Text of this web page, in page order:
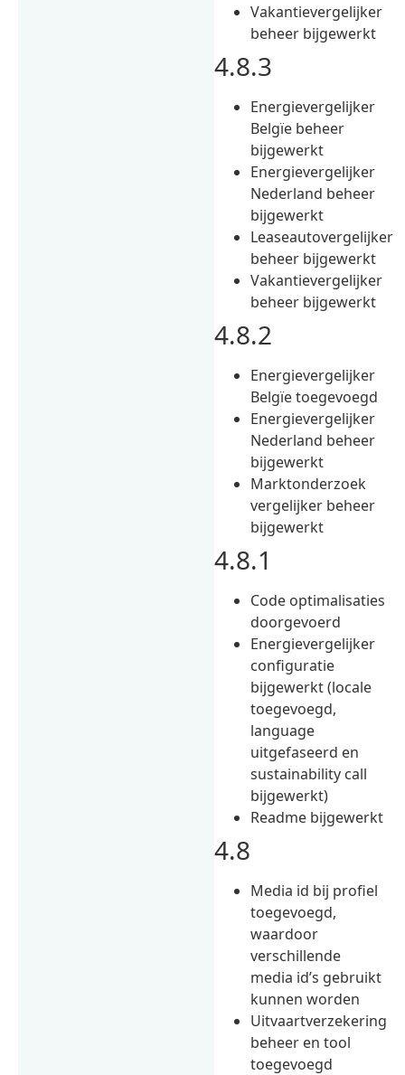
Vakantievergelijker
beheer bijgewerkt
4.8.3
Energievergelijker
Belgïe beheer
bijgewerkt
Energievergelijker
Nederland beheer
bijgewerkt
Leaseautovergelijker
beheer bijgewerkt
Vakantievergelijker
beheer bijgewerkt
4.8.2
Energievergelijker
Belgïe toegevoegd
Energievergelijker
Nederland beheer
bijgewerkt
Marktonderzoek
vergelijker beheer
bijgewerkt
4.8.1
Code optimalisaties
doorgevoerd
Energievergelijker
configuratie
bijgewerkt (locale
toegevoegd,
language
uitgefaseerd en
sustainability call
bijgewerkt)
Readme bijgewerkt
4.8
Media id bij profiel
toegevoegd,
waardoor
verschillende
media id’s gebruikt
kunnen worden
Uitvaartverzekering
beheer en tool
toegevoegd